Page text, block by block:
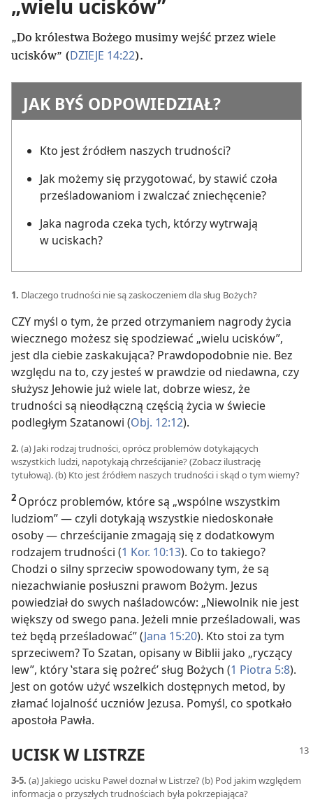
„wielu ucisków”
„Do królestwa Bożego musimy wejść przez wiele
ucisków” (DZIEJE 14:22).
JAK BYŚ ODPOWIEDZIAŁ?
Kto jest źródłem naszych trudności?
Jak możemy się przygotować, by stawić czoła
prześladowaniom i zwalczać zniechęcenie?
Jaka nagroda czeka tych, którzy wytrwają
w uciskach?
1. Dlaczego trudności nie są zaskoczeniem dla sług Bożych?
CZY myśl o tym, że przed otrzymaniem nagrody życia
wiecznego możesz się spodziewać „wielu ucisków”,
jest dla ciebie zaskakująca? Prawdopodobnie nie. Bez
względu na to, czy jesteś w prawdzie od niedawna, czy
służysz Jehowie już wiele lat, dobrze wiesz, że
trudności są nieodłączną częścią życia w świecie
podległym Szatanowi (Obj. 12:12).
2. (a) Jaki rodzaj trudności, oprócz problemów dotykających
wszystkich ludzi, napotykają chrześcijanie? (Zobacz ilustrację
tytułową). (b) Kto jest źródłem naszych trudności i skąd o tym wiemy?
2 Oprócz problemów, które są „wspólne wszystkim
ludziom” — czyli dotykają wszystkie niedoskonałe
osoby — chrześcijanie zmagają się z dodatkowym
rodzajem trudności (1 Kor. 10:13). Co to takiego?
Chodzi o silny sprzeciw spowodowany tym, że są
niezachwianie posłuszni prawom Bożym. Jezus
powiedział do swych naśladowców: „Niewolnik nie jest
większy od swego pana. Jeżeli mnie prześladowali, was
też będą prześladować” (Jana 15:20). Kto stoi za tym
sprzeciwem? To Szatan, opisany w Biblii jako „ryczący
lew”, który ‛stara się pożreć’ sług Bożych (1 Piotra 5:8).
Jest on gotów użyć wszelkich dostępnych metod, by
złamać lojalność uczniów Jezusa. Pomyśl, co spotkało
apostoła Pawła.
UCISK W LISTRZE
3-5. (a) Jakiego ucisku Paweł doznał w Listrze? (b) Pod jakim względem
informacja o przyszłych trudnościach była pokrzepiająca?